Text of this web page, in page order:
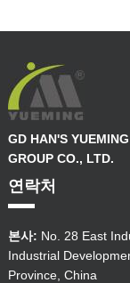
GD HAN'S
GROUP CO., LTD.
연락처
본사: No. 28 East
Industrial
Province, China